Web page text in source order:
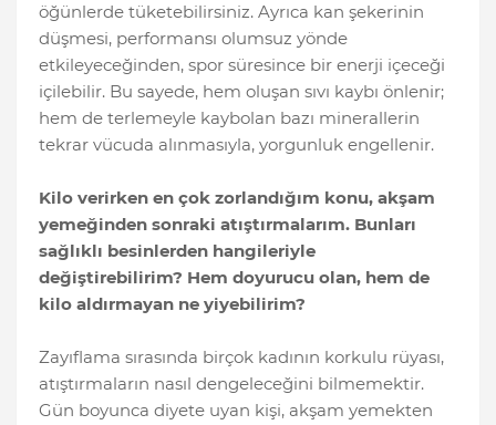
öğünlerde tüketebilirsiniz. Ayrıca kan şekerinin
düşmesi, performansı olumsuz yönde
etkileyeceğinden, spor süresince bir enerji içeceği
içilebilir. Bu sayede, hem oluşan sıvı kaybı önlenir;
hem de terlemeyle kaybolan bazı minerallerin
tekrar vücuda alınmasıyla, yorgunluk engellenir.
Kilo verirken en çok zorlandığım konu, akşam
yemeğinden sonraki atıştırmalarım. Bunları
sağlıklı besinlerden hangileriyle
değiştirebilirim? Hem doyurucu olan, hem de
kilo aldırmayan ne yiyebilirim?
Zayıflama sırasında birçok kadının korkulu rüyası,
atıştırmaların nasıl dengeleceğini bilmemektir.
Gün boyunca diyete uyan kişi, akşam yemekten